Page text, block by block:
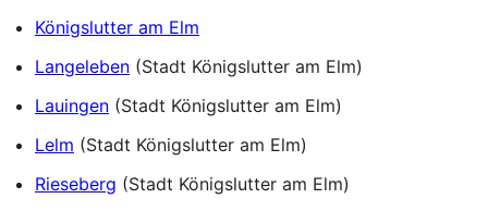
Königslutter am Elm
Langeleben (Stadt Königslutter am Elm)
Lauingen (Stadt Königslutter am Elm)
Lelm (Stadt Königslutter am Elm)
Rieseberg (Stadt Königslutter am Elm)